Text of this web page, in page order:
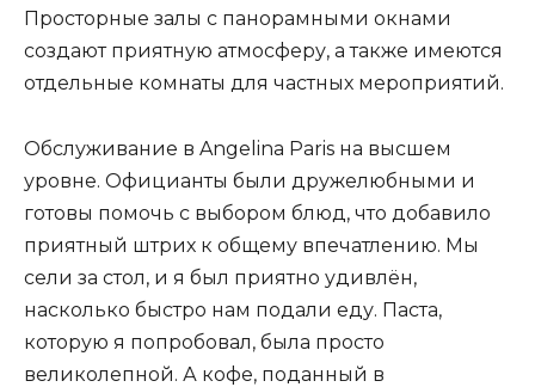
Просторные залы с панорамными окнами
создают приятную атмосферу, а также имеются
отдельные комнаты для частных мероприятий.
Обслуживание в Angelina Paris на высшем
уровне. Официанты были дружелюбными и
готовы помочь с выбором блюд, что добавило
приятный штрих к общему впечатлению. Мы
сели за стол, и я был приятно удивлён,
насколько быстро нам подали еду. Паста,
которую я попробовал, была просто
великолепной. А кофе, поданный в